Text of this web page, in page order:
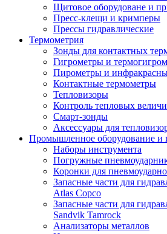
Щитовое оборудоване и
Пресс-клещи и кримперы
Прессы гидравлические
Термометрия
Зонды для контактных
Гигрометры и
Пирометры и
Контактные термометры
Тепловизоры
Контроль тепловых
Смарт-зонды
Аксессуары для
Промышленное оборудование и
Наборы инструмента
Погружные
Коронки для
Запасные части для
Atlas Copco
Запасные части для
Sandvik Tamrock
Анализаторы металлов